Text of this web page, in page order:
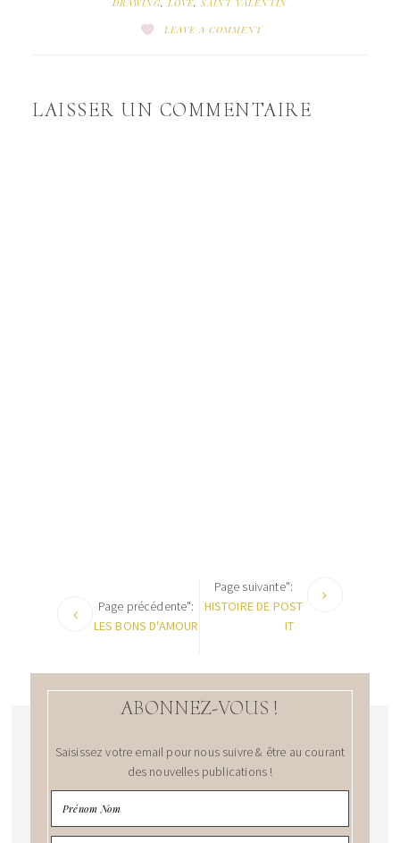
DRAWING, LOVE, SAINT VALENTIN
LEAVE A COMMENT
LAISSER UN COMMENTAIRE
Page précédente":
LES BONS D'AMOUR
Page suivante":
HISTOIRE DE POST
IT
ABONNEZ-VOUS !
Saisissez votre email pour nous suivre & être au courant
des nouvelles publications !